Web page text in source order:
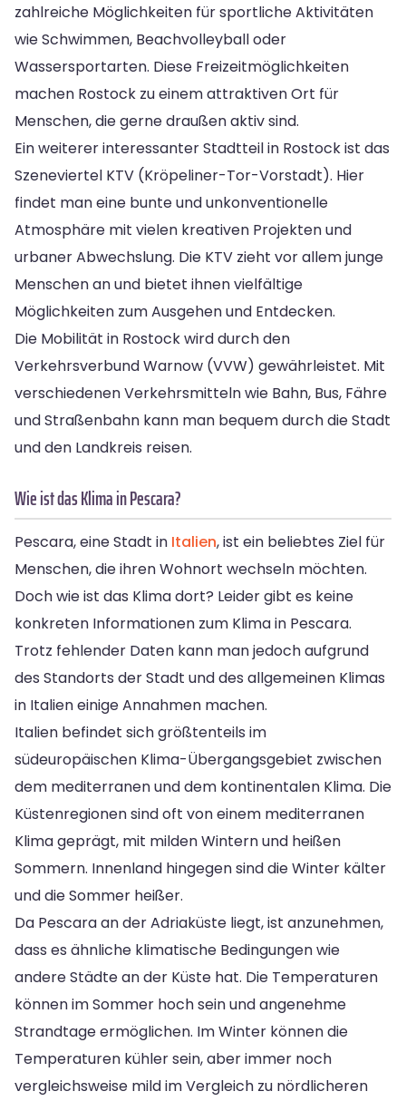
zahlreiche Möglichkeiten für sportliche Aktivitäten
wie Schwimmen, Beachvolleyball oder
Wassersportarten. Diese Freizeitmöglichkeiten
machen Rostock zu einem attraktiven Ort für
Menschen, die gerne draußen aktiv sind.
Ein weiterer interessanter Stadtteil in Rostock ist das
Szeneviertel KTV (Kröpeliner-Tor-Vorstadt). Hier
findet man eine bunte und unkonventionelle
Atmosphäre mit vielen kreativen Projekten und
urbaner Abwechslung. Die KTV zieht vor allem junge
Menschen an und bietet ihnen vielfältige
Möglichkeiten zum Ausgehen und Entdecken.
Die Mobilität in Rostock wird durch den
Verkehrsverbund Warnow (VVW) gewährleistet. Mit
verschiedenen Verkehrsmitteln wie Bahn, Bus, Fähre
und Straßenbahn kann man bequem durch die Stadt
und den Landkreis reisen.
Wie ist das Klima in Pescara?
Pescara, eine Stadt in Italien, ist ein beliebtes Ziel für
Menschen, die ihren Wohnort wechseln möchten.
Doch wie ist das Klima dort? Leider gibt es keine
konkreten Informationen zum Klima in Pescara.
Trotz fehlender Daten kann man jedoch aufgrund
des Standorts der Stadt und des allgemeinen Klimas
in Italien einige Annahmen machen.
Italien befindet sich größtenteils im
südeuropäischen Klima-Übergangsgebiet zwischen
dem mediterranen und dem kontinentalen Klima. Die
Küstenregionen sind oft von einem mediterranen
Klima geprägt, mit milden Wintern und heißen
Sommern. Innenland hingegen sind die Winter kälter
und die Sommer heißer.
Da Pescara an der Adriaküste liegt, ist anzunehmen,
dass es ähnliche klimatische Bedingungen wie
andere Städte an der Küste hat. Die Temperaturen
können im Sommer hoch sein und angenehme
Strandtage ermöglichen. Im Winter können die
Temperaturen kühler sein, aber immer noch
vergleichsweise mild im Vergleich zu nördlicheren